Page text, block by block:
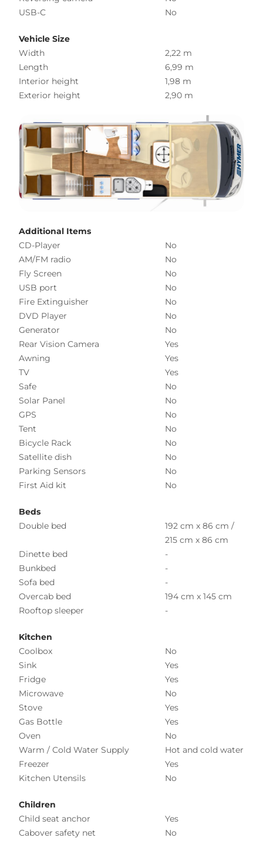
USB-C
No
Vehicle Size
Width
2,22 m
Length
6,99 m
Interior height
1,98 m
Exterior height
2,90 m
Additional Items
CD-Player
No
AM/FM radio
No
Fly Screen
No
USB port
No
Fire Extinguisher
No
DVD Player
No
Generator
No
Rear Vision Camera
Yes
Awning
Yes
TV
Yes
Safe
No
Solar Panel
No
GPS
No
Tent
No
Bicycle Rack
No
Satellite dish
No
Parking Sensors
No
First Aid kit
No
Beds
Double bed
192 cm x 86 cm /
215 cm x 86 cm
Dinette bed
-
Bunkbed
-
Sofa bed
-
Overcab bed
194 cm x 145 cm
Rooftop sleeper
-
Kitchen
Coolbox
No
Sink
Yes
Fridge
Yes
Microwave
No
Stove
Yes
Gas Bottle
Yes
Oven
No
Warm / Cold Water Supply
Hot and cold water
Freezer
Yes
Kitchen Utensils
No
Children
Child seat anchor
Yes
Cabover safety net
No